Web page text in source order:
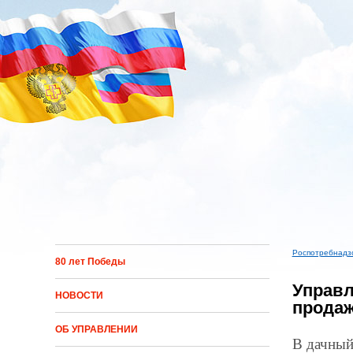
Перейти к основному содержанию
80 лет Победы
НОВОСТИ
ОБ УПРАВЛЕНИИ
В дачный